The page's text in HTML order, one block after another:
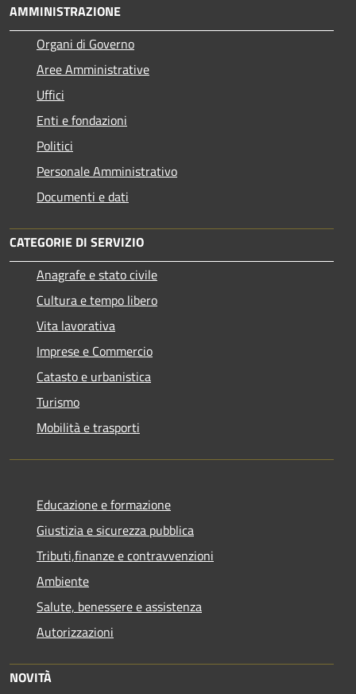
AMMINISTRAZIONE
Organi di Governo
Aree Amministrative
Uffici
Enti e fondazioni
Politici
Personale Amministrativo
Documenti e dati
CATEGORIE DI SERVIZIO
Anagrafe e stato civile
Cultura e tempo libero
Vita lavorativa
Imprese e Commercio
Catasto e urbanistica
Turismo
Mobilità e trasporti
Educazione e formazione
Giustizia e sicurezza pubblica
Tributi,finanze e contravvenzioni
Ambiente
Salute, benessere e assistenza
Autorizzazioni
NOVITÀ